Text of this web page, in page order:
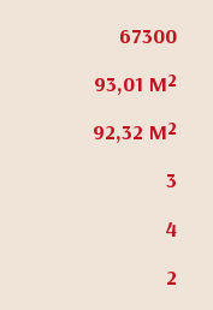
67300
93,01 M²
92,32 M²
3
4
2